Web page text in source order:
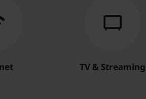
TV & Streaming